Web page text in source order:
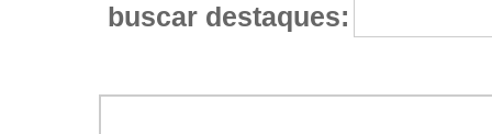
buscar destaques: